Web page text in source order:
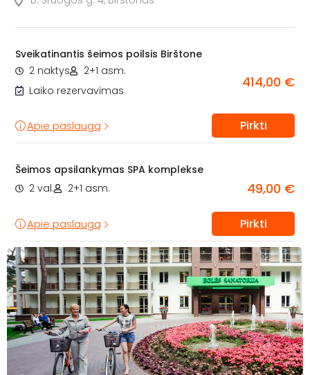
Sveikatinantis šeimos poilsis Birštone
2 naktys
2+1 asm.
Laiko rezervavimas
414,00 €
Apie paslaugą Pirkti
Šeimos apsilankymas SPA komplekse
2 val.
2+1 asm. 49,00 €
Apie paslaugą Pirkti